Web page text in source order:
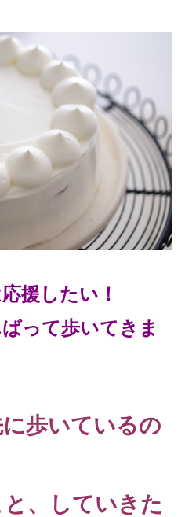
援したい！
って歩いてきま
歩いているの
、していきた